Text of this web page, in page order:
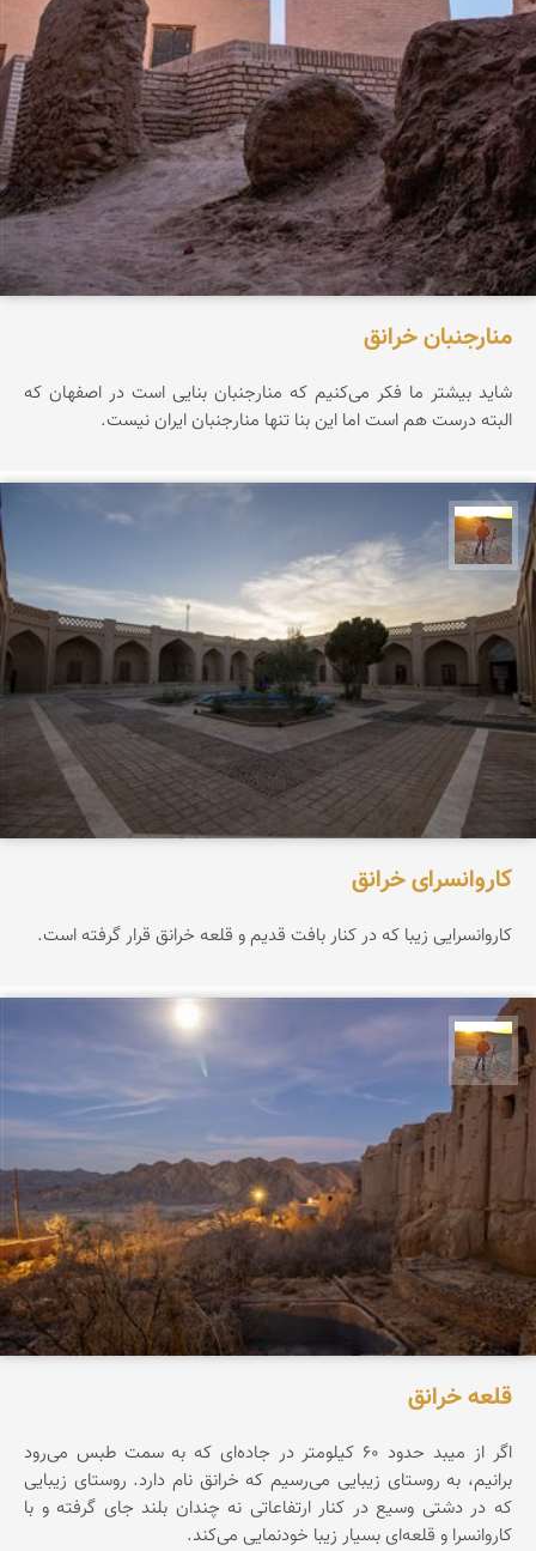
منارجنبان خرانق
شاید بیشتر ما فکر می‌کنیم که منارجنبان بنایی است در اصفهان که
البته درست هم است اما این بنا تنها منارجنبان ایران نیست.
مهدی مخلصیان
کاروانسرای خرانق
کاروانسرایی زیبا که در کنار بافت قدیم و قلعه خرانق قرار گرفته است.
قلعه خرانق
اگر از میبد حدود ۶۰ کیلومتر در جاده‌ای که به سمت طبس می‌رود
برانیم، به روستای زیبایی می‌رسیم که خرانق نام دارد. روستای زیبایی
که در دشتی وسیع در کنار ارتفاعاتی نه چندان بلند جای گرفته و با
کاروانسرا و قلعه‌ای بسیار زیبا خودنمایی می‌کند.